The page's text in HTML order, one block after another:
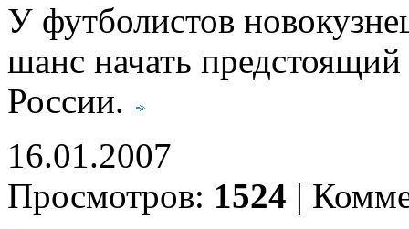
У футболистов
шанс начать
России.
16.01.2007
Просмотров: 1524 |